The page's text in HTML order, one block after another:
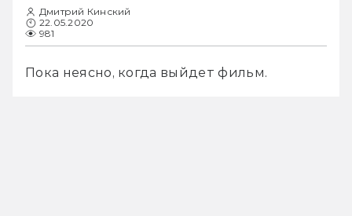
Дмитрий Кинский
22.05.2020
981
Пока неясно, когда выйдет фильм.